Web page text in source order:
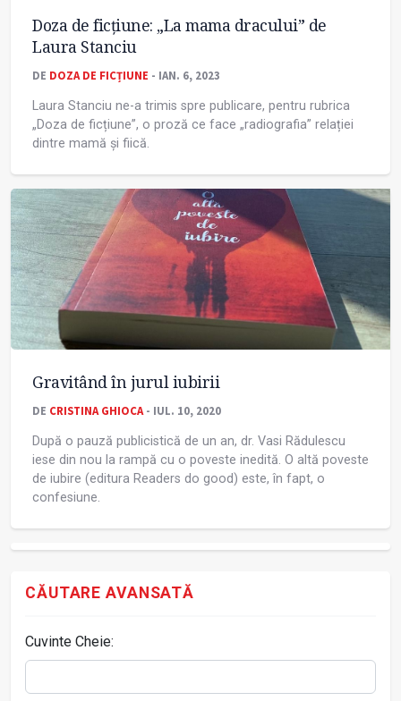
Doza de ficțiune: „La mama dracului” de
Laura Stanciu
DE DOZA DE FICȚIUNE - IAN. 6, 2023
Laura Stanciu ne-a trimis spre publicare, pentru rubrica
„Doza de ficțiune”, o proză ce face „radiografia” relației
dintre mamă și fiică.
Gravitând în jurul iubirii
DE CRISTINA GHIOCA- IUL. 10, 2020
După o pauză publicistică de un an, dr. Vasi Rădulescu
iese din nou la rampă cu o poveste inedită. O altă poveste
de iubire (editura Readers do good) este, în fapt, o
confesiune.
CĂUTARE AVANSATĂ
Cuvinte Cheie: